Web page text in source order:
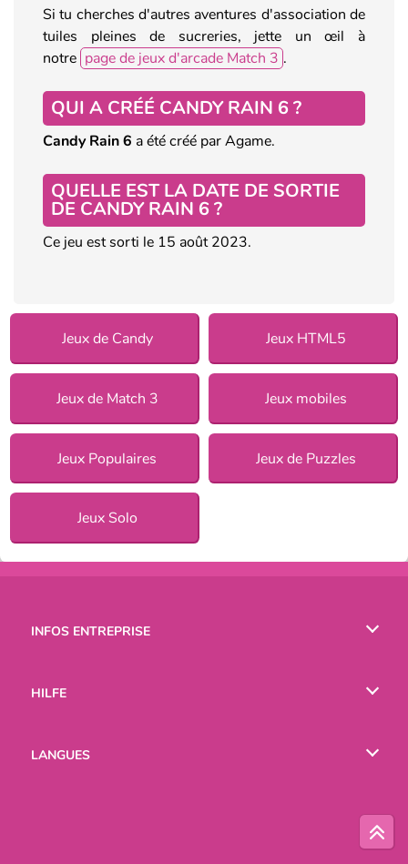
Si tu cherches d'autres aventures d'association de
tuiles pleines de sucreries, jette un œil à
notre page de jeux d'arcade Match 3 .
QUI A CRÉÉ CANDY RAIN 6 ?
Candy Rain 6 a été créé par Agame.
QUELLE EST LA DATE DE SORTIE
DE CANDY RAIN 6 ?
Ce jeu est sorti le 15 août 2023.
Jeux de Candy Jeux HTML5
Jeux de Match 3 Jeux mobiles
Jeux Populaires Jeux de Puzzles
Jeux Solo
INFOS ENTREPRISE
HILFE
LANGUES